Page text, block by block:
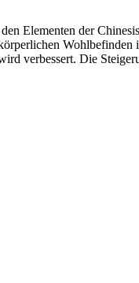
Elementen der
verbessert. Die